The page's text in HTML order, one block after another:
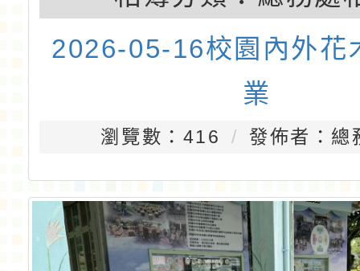
2026-05-16校園內外花
業
瀏覽數：416 發佈者：總